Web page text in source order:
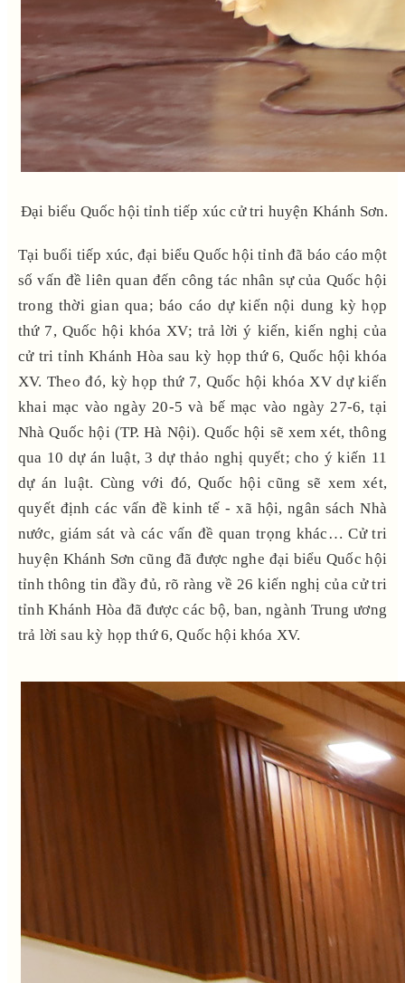
Đại biểu Quốc hội tỉnh tiếp xúc cử tri huyện Khánh Sơn.
Tại buổi tiếp xúc, đại biểu Quốc hội tỉnh đã báo cáo một
số vấn đề liên quan đến công tác nhân sự của Quốc hội
trong thời gian qua; báo cáo dự kiến nội dung kỳ họp
thứ 7, Quốc hội khóa XV; trả lời ý kiến, kiến nghị của
cử tri tỉnh Khánh Hòa sau kỳ họp thứ 6, Quốc hội khóa
XV. Theo đó, kỳ họp thứ 7, Quốc hội khóa XV dự kiến
khai mạc vào ngày 20-5 và bế mạc vào ngày 27-6, tại
Nhà Quốc hội (TP. Hà Nội). Quốc hội sẽ xem xét, thông
qua 10 dự án luật, 3 dự thảo nghị quyết; cho ý kiến 11
dự án luật. Cùng với đó, Quốc hội cũng sẽ xem xét,
quyết định các vấn đề kinh tế - xã hội, ngân sách Nhà
nước, giám sát và các vấn đề quan trọng khác… Cử tri
huyện Khánh Sơn cũng đã được nghe đại biểu Quốc hội
tỉnh thông tin đầy đủ, rõ ràng về 26 kiến nghị của cử tri
tỉnh Khánh Hòa đã được các bộ, ban, ngành Trung ương
trả lời sau kỳ họp thứ 6, Quốc hội khóa XV.